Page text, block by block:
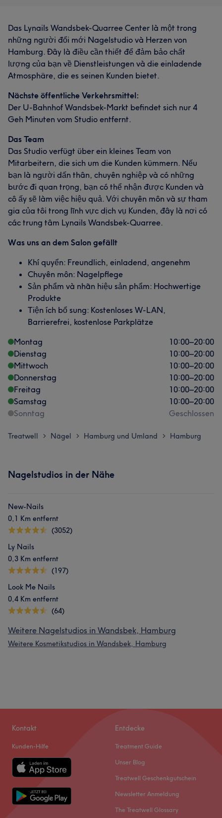
Das Lynails Wandsbek-Quarree Center là một trong
những người đổi mới Nagelstudio và Herzen von
Hamburg. Đây là điều cần thiết để đảm bảo chất
lượng của bạn về Dienstleistungen và die einladende
Atmosphäre, die es seinen Kunden bietet.
Nächste öffentliche Verkehrsmittel:
Der U-Bahnhof Wandsbek-Markt befindet sich nur 4
Geh Minuten vom Studio entfernt.
Das Team
Das Studio verfügt über ein kleines Team von
Mitarbeitern, die sich um die Kunden kümmern. Nếu
bạn là người dấn thân, chuyên nghiệp và có những
bước đi quan trọng, bạn có thể nhận được Kunden và
cô ấy sẽ làm việc hiệu quả. Với chuyên môn và sự tham
gia của tôi trong lĩnh vực dịch vụ Kunden, đây là nơi có
các trung tâm Lynails Wandsbek-Quarree.
Was uns an dem Salon gefällt
Khí quyển: Freundlich, einladend, angenehm
Chuyên môn: Nagelpflege
Sản phẩm và nhãn hiệu sản phẩm: Hochwertige
Produkte
Tiện ích bổ sung: Kostenloses W-LAN,
Barrierefrei, kostenlose Parkplätze
Montag
10:00–20:00
Dienstag
10:00–20:00
Mittwoch
10:00–20:00
Donnerstag
10:00–20:00
Freitag
10:00–20:00
Samstag
10:00–20:00
Sonntag
Geschlossen
Treatwell > Nägel > Hamburg und Umland > Hamburg
Nagelstudios in der Nähe
New-Nails
0,1 Km entfernt
(3052)
Ly Nails
0,3 Km entfernt
(197)
Look Me Nails
0,4 Km entfernt
(64)
Weitere Nagelstudios in Wandsbek, Hamburg
Weitere Kosmetikstudios in Wandsbek, Hamburg
Kontakt
Kunden-Hilfe
Entdecke
Treatment Guide
Unser Blog
Treatwell Geschenkgutschein
Newsletter Anmeldung
The Treatwell Glossary